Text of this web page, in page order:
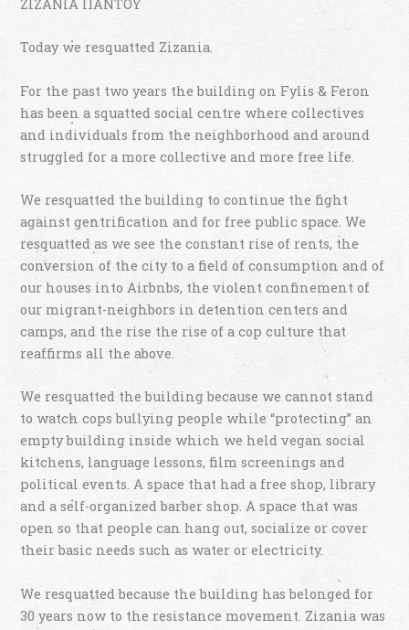
ΖΙΖΑΝΙΑ ΠΑΝΤΟΥ
Today we resquatted Zizania.
For the past two years the building on Fylis & Feron
has been a squatted social centre where collectives
and individuals from the neighborhood and around
struggled for a more collective and more free life.
We resquatted the building to continue the fight
against gentrification and for free public space. We
resquatted as we see the constant rise of rents, the
conversion of the city to a field of consumption and of
our houses into Airbnbs, the violent confinement of
our migrant-neighbors in detention centers and
camps, and the rise the rise of a cop culture that
reaffirms all the above.
We resquatted the building because we cannot stand
to watch cops bullying people while “protecting” an
empty building inside which we held vegan social
kitchens, language lessons, film screenings and
political events. A space that had a free shop, library
and a self-organized barber shop. A space that was
open so that people can hang out, socialize or cover
their basic needs such as water or electricity.
We resquatted because the building has belonged for
30 years now to the resistance movement. Zizania was